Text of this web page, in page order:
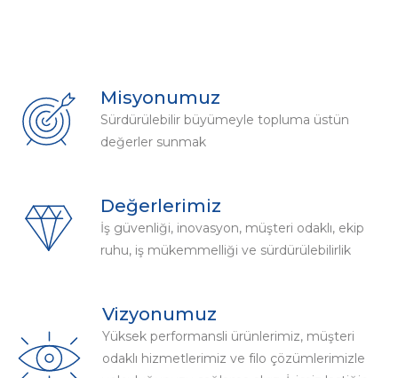
Misyonumuz
Sürdürülebilir büyümeyle topluma üstün
değerler sunmak
Değerlerimiz
İş güvenliği, inovasyon, müşteri odaklı, ekip
ruhu, iş mükemmelliği ve sürdürülebilirlik
Vizyonumuz
Yüksek performansli ürünlerimiz, müşteri
odaklı hizmetlerimiz ve filo çözümlerimizle